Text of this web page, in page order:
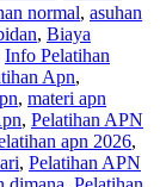
normal, asuhan
, Biaya
Info Pelatihan
Apn,
, materi apn
, Pelatihan APN
apn 2026,
, Pelatihan APN